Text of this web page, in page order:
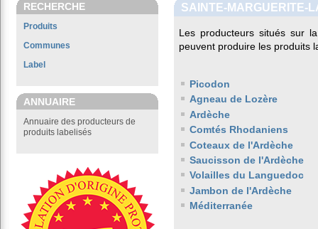
RECHERCHE
Produits
Communes
Label
ANNUAIRE
Annuaire des producteurs de
produits labelisés
SAINTE-MARGUERITE-
Les producteurs situés sur
peuvent produire les produits
Picodon
Agneau de Lozère
Ardèche
Comtés Rhodaniens
Coteaux de l'Ardèche
Saucisson de l'Ardèche
Volailles du Languedoc
Jambon de l'Ardèche
Méditerranée